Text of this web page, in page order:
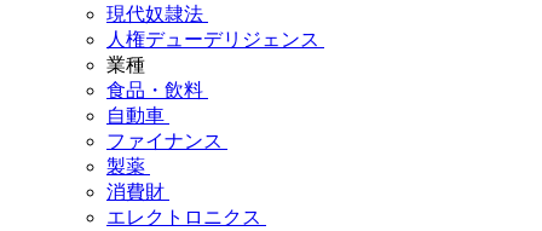
現代奴隷法
人権デューデリジェンス
業種
食品・飲料
自動車
ファイナンス
製薬
消費財
エレクトロニクス